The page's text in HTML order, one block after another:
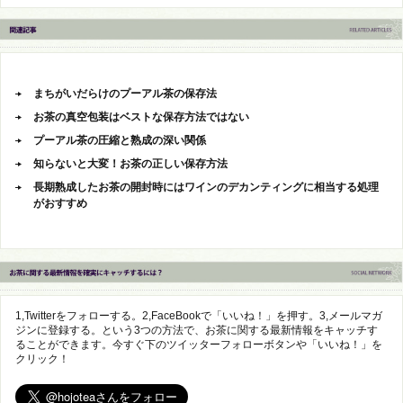
まちがいだらけのプーアル茶の保存法
お茶の真空包装はベストな保存方法ではない
プーアル茶の圧縮と熟成の深い関係
知らないと大変！お茶の正しい保存方法
長期熟成したお茶の開封時にはワインのデカンティングに相当する処理
がおすすめ
1,Twitterをフォローする。2,FaceBookで「いいね！」を押す。3,メールマガ
ジンに登録する。という3つの方法で、お茶に関する最新情報をキャッチす
ることができます。今すぐ下のツイッターフォローボタンや「いいね！」を
クリック！